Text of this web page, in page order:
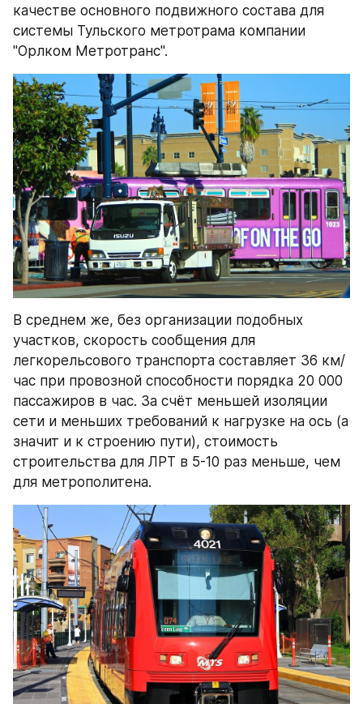
качестве основного подвижного состава для
системы Тульского метротрама компании
"Орлком Метротранс".
В среднем же, без организации подобных
участков, скорость сообщения для
легкорельсового транспорта составляет 36 км/
час при провозной способности порядка 20 000
пассажиров в час. За счёт меньшей изоляции
сети и меньших требований к нагрузке на ось (а
значит и к строению пути), стоимость
строительства для ЛРТ в 5-10 раз меньше, чем
для метрополитена.